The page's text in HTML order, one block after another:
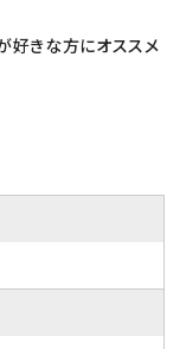
好きな方にオススメ